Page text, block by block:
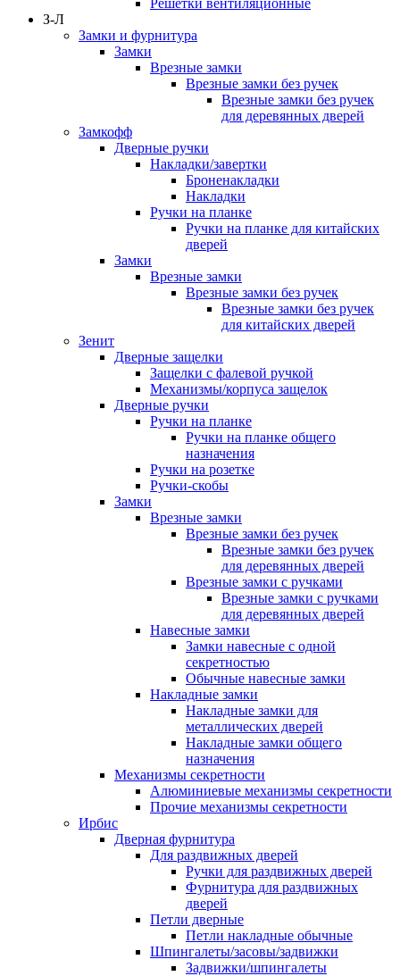
Решетки вентиляционные
З-Л
Замки и фурнитура
Замки
Врезные замки
Врезные замки без ручек
Врезные замки без ручек
для деревянных дверей
Замкофф
Дверные ручки
Накладки/завертки
Броненакладки
Накладки
Ручки на планке
Ручки на планке для китайских
дверей
Замки
Врезные замки
Врезные замки без ручек
Врезные замки без ручек
для китайских дверей
Зенит
Дверные защелки
Защелки с фалевой ручкой
Механизмы/корпуса защелок
Дверные ручки
Ручки на планке
Ручки на планке общего
назначения
Ручки на розетке
Ручки-скобы
Замки
Врезные замки
Врезные замки без ручек
Врезные замки без ручек
для деревянных дверей
Врезные замки с ручками
Врезные замки с ручками
для деревянных дверей
Навесные замки
Замки навесные с одной
секретностью
Обычные навесные замки
Накладные замки
Накладные замки для
металлических дверей
Накладные замки общего
назначения
Механизмы секретности
Алюминиевые механизмы секретности
Прочие механизмы секретности
Ирбис
Дверная фурнитура
Для раздвижных дверей
Ручки для раздвижных дверей
Фурнитура для раздвижных
дверей
Петли дверные
Петли накладные обычные
Шпингалеты/засовы/задвижки
Задвижки/шпингалеты